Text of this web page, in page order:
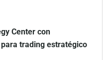
Center con
trading estratégico